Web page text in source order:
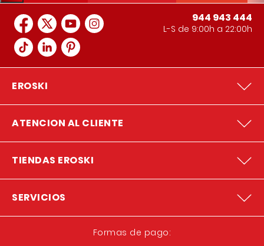
EROSKI/center SA POBLA II
Ronda Nord s/n Esquina Ctra Pollen
APROP SELVA
Duque de Rubi 5
Calle Levante 26
APROP FORMENTERA
944 943 444
L-S de 9:00h a 22:00h
EROSKI
ATENCION AL CLIENTE
TIENDAS EROSKI
SERVICIOS
Formas de pago: